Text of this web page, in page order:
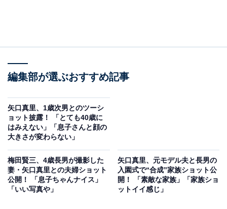
編集部が選ぶおすすめ記事
矢口真里、1歳次男とのツーシ
ョット披露！ 「とても40歳に
はみえない」「息子さんと顔の
大きさが変わらない」
梅田賢三、4歳長男が撮影した
妻・矢口真里との夫婦ショット
公開！ 「息子ちゃんナイス」
「いい写真や」
矢口真里、元モデル夫と長男の
入園式で“合成”家族ショット公
開！ 「素敵な家族」「家族ショ
ットイイ感じ」